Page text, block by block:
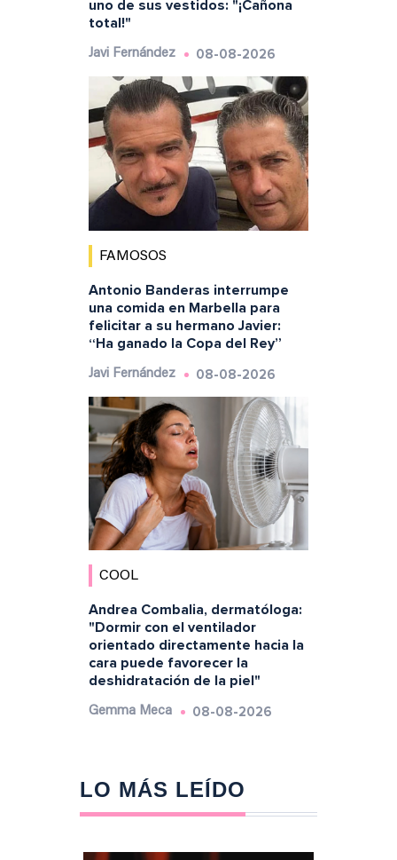
uno de sus vestidos: "¡Cañona
total!"
Javi Fernández 08-08-2026
FAMOSOS
Antonio Banderas interrumpe
una comida en Marbella para
felicitar a su hermano Javier:
“Ha ganado la Copa del Rey”
Javi Fernández 08-08-2026
COOL
Andrea Combalia, dermatóloga:
"Dormir con el ventilador
orientado directamente hacia la
cara puede favorecer la
deshidratación de la piel"
Gemma Meca 08-08-2026
LO MÁS LEÍDO